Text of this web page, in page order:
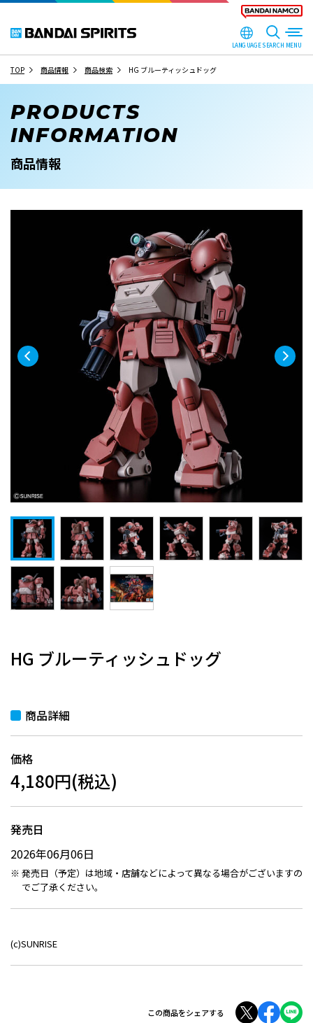
LANGUAGESEARCH
TOP 商品情報 商品検索 HG ブルーティッシュドッグ
PRODUCTS
INFORMATION
商品情報
HG ブルーティッシュドッグ
商品詳細
価格
4,180円(税込)
発売日
2026年06月06日
発売日（予定）は地域・店舗などによって異なる場合がございますの
でご了承ください。
(c)SUNRISE
この商品をシェアする